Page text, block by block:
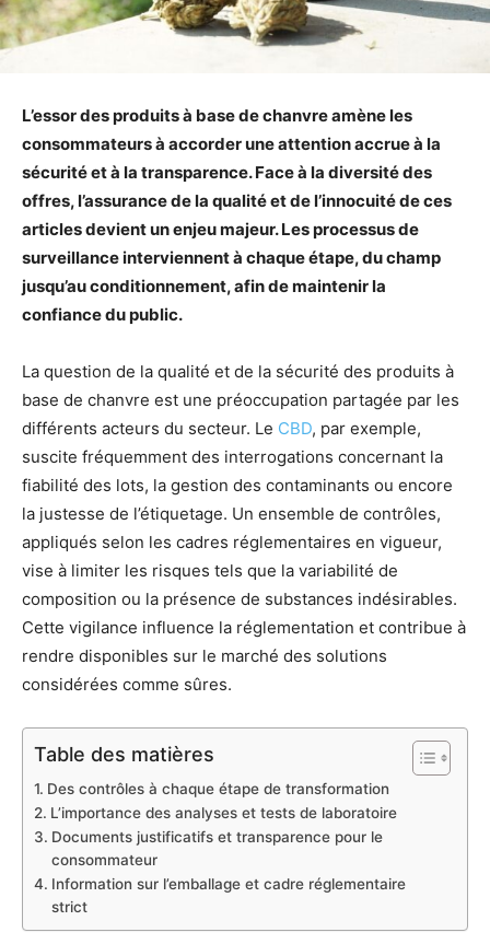
L’essor des produits à base de chanvre amène les
consommateurs à accorder une attention accrue à la
sécurité et à la transparence. Face à la diversité des
offres, l’assurance de la qualité et de l’innocuité de ces
articles devient un enjeu majeur. Les processus de
surveillance interviennent à chaque étape, du champ
jusqu’au conditionnement, afin de maintenir la
confiance du public.
La question de la qualité et de la sécurité des produits à
base de chanvre est une préoccupation partagée par les
différents acteurs du secteur. Le CBD, par exemple,
suscite fréquemment des interrogations concernant la
fiabilité des lots, la gestion des contaminants ou encore
la justesse de l’étiquetage. Un ensemble de contrôles,
appliqués selon les cadres réglementaires en vigueur,
vise à limiter les risques tels que la variabilité de
composition ou la présence de substances indésirables.
Cette vigilance influence la réglementation et contribue à
rendre disponibles sur le marché des solutions
considérées comme sûres.
Table des matières
Des contrôles à chaque étape de transformation
L’importance des analyses et tests de laboratoire
Documents justificatifs et transparence pour le
consommateur
Information sur l’emballage et cadre réglementaire
strict